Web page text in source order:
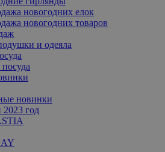
новогодних елок
новогодних товаров
и одеяла
новинки
год